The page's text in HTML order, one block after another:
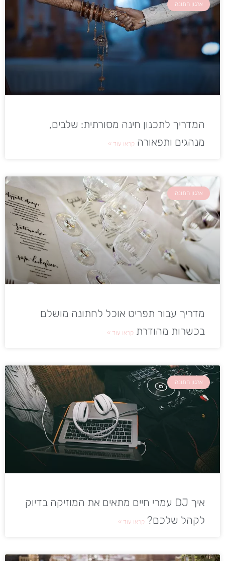
ארגון חתונה
המדריך לתכנון חינה מסורתית: שלבים,
מנהגים ותפאורה קראו עוד »
ארגון חתונה
מדריך עבור תפריט אוכל לחתונה מושלם
בכשרות מהודרת קראו עוד »
ארגון חתונה
איך DJ עמרי חיים מתאים את המוזיקה בדיוק
לקהל שלכם? קראו עוד »